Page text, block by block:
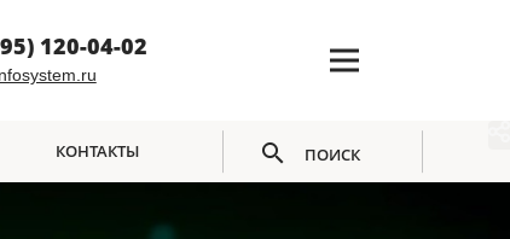
120-04-02
КОНТАКТЫ ПОИСК